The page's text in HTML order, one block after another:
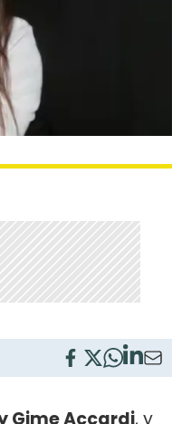
Gime Accardi, y